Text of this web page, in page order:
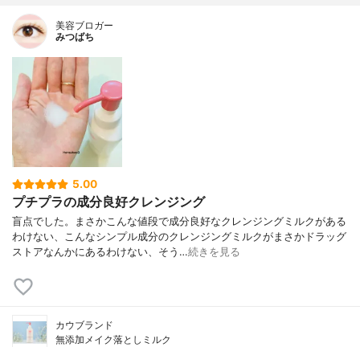
美容ブロガー
みつばち
5.00
プチプラの成分良好クレンジング
盲点でした。まさかこんな値段で成分良好なクレンジングミルクがある
わけない、こんなシンプル成分のクレンジングミルクがまさかドラッグ
ストアなんかにあるわけない、そう…続きを見る
カウブランド
無添加メイク落としミルク